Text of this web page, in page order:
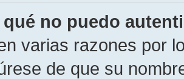
qué no puedo
varias razones por
de que su